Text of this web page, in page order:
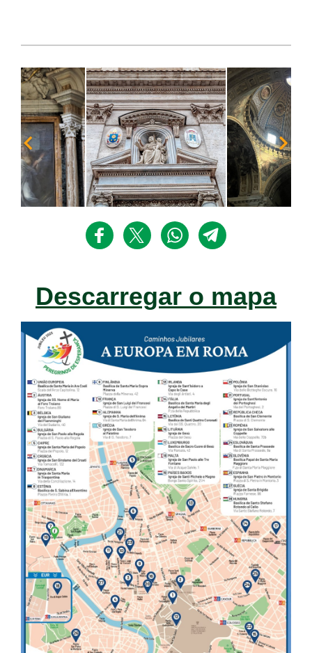
Descarregar o mapa